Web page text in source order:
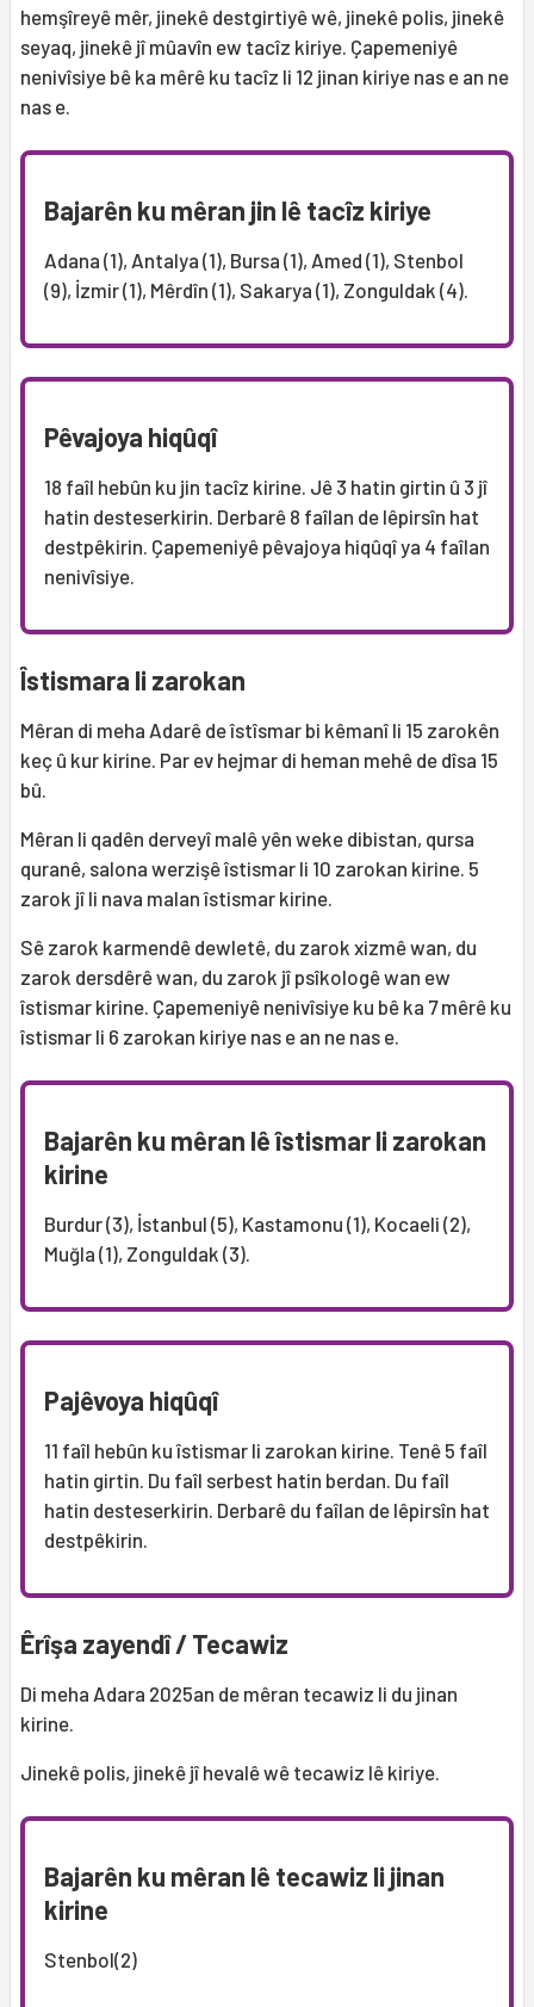
hemşîreyê mêr, jinekê destgirtiyê wê, jinekê polis, jinekê
seyaq, jinekê jî mûavîn ew tacîz kiriye. Çapemeniyê
nenivîsiye bê ka mêrê ku tacîz li 12 jinan kiriye nas e an ne
nas e.
Bajarên ku mêran jin lê tacîz kiriye
Adana (1), Antalya (1), Bursa (1), Amed (1), Stenbol
(9), İzmir (1), Mêrdîn (1), Sakarya (1), Zonguldak (4).
Pêvajoya hiqûqî
18 faîl hebûn ku jin tacîz kirine. Jê 3 hatin girtin û 3 jî
hatin desteserkirin. Derbarê 8 faîlan de lêpirsîn hat
destpêkirin. Çapemeniyê pêvajoya hiqûqî ya 4 faîlan
nenivîsiye.
Îstismara li zarokan
Mêran di meha Adarê de îstîsmar bi kêmanî li 15 zarokên
keç û kur kirine. Par ev hejmar di heman mehê de dîsa 15
bû.
Mêran li qadên derveyî malê yên weke dibistan, qursa
quranê, salona werzişê îstismar li 10 zarokan kirine. 5
zarok jî li nava malan îstismar kirine.
Sê zarok karmendê dewletê, du zarok xizmê wan, du
zarok dersdêrê wan, du zarok jî psîkologê wan ew
îstismar kirine. Çapemeniyê nenivîsiye ku bê ka 7 mêrê ku
îstismar li 6 zarokan kiriye nas e an ne nas e.
Bajarên ku mêran lê îstismar li zarokan
kirine
Burdur (3), İstanbul (5), Kastamonu (1), Kocaeli (2),
Muğla (1), Zonguldak (3).
Pajêvoya hiqûqî
11 faîl hebûn ku îstismar li zarokan kirine. Tenê 5 faîl
hatin girtin. Du faîl serbest hatin berdan. Du faîl
hatin desteserkirin. Derbarê du faîlan de lêpirsîn hat
destpêkirin.
Êrîşa zayendî / Tecawiz
Di meha Adara 2025an de mêran tecawiz li du jinan
kirine.
Jinekê polis, jinekê jî hevalê wê tecawiz lê kiriye.
Bajarên ku mêran lê tecawiz li jinan
kirine
Stenbol(2)